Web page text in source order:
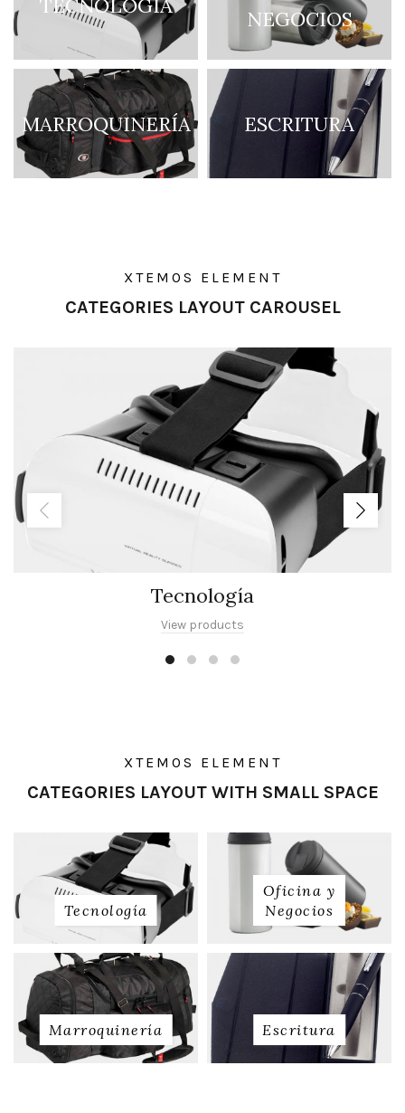
TECNOLOGÍA
NEGOCIOS
MARROQUINERÍA ESCRITURA
XTEMOS ELEMENT
CATEGORIES LAYOUT CAROUSEL
Tecnología
View products
XTEMOS ELEMENT
CATEGORIES LAYOUT WITH SMALL SPACE
Tecnología
Oficina y
Negocios
Marroquinería Escritura